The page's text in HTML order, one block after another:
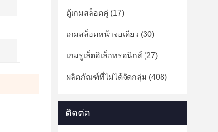
ตู้เกมสล็อตคู่ (17)
เกมสล็อตหน้าจอเดียว (30)
เกมรูเล็ตอิเล็กทรอนิกส์ (27)
ผลิตภัณฑ์ที่ไม่ได้จัดกลุ่ม (408)
ติดต่อ